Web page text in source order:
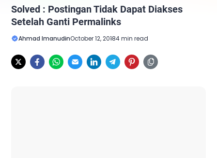
Solved : Postingan Tidak Dapat Diakses
Setelah Ganti Permalinks
Ahmad ImanudinOctober 12, 20184 min read